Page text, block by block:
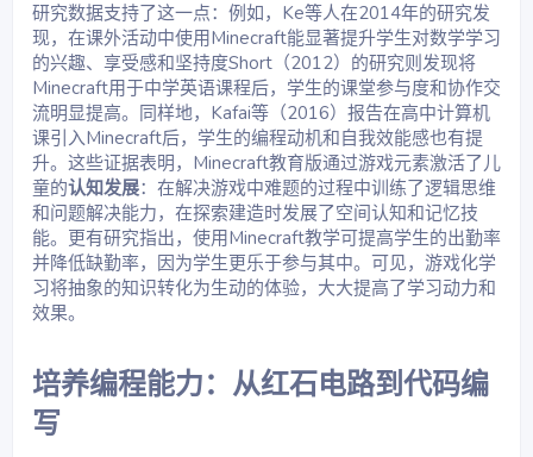
研究数据支持了这一点：例如，Ke等人在2014年的研究发
现，在课外活动中使用Minecraft能显著提升学生对数学学习
的兴趣、享受感和坚持度Short（2012）的研究则发现将
Minecraft用于中学英语课程后，学生的课堂参与度和协作交
流明显提高。同样地，Kafai等（2016）报告在高中计算机
课引入Minecraft后，学生的编程动机和自我效能感也有提
升。这些证据表明，Minecraft教育版通过游戏元素激活了儿
童的认知发展：在解决游戏中难题的过程中训练了逻辑思维
和问题解决能力，在探索建造时发展了空间认知和记忆技
能。更有研究指出，使用Minecraft教学可提高学生的出勤率
并降低缺勤率，因为学生更乐于参与其中。可见，游戏化学
习将抽象的知识转化为生动的体验，大大提高了学习动力和
效果。
培养编程能力：从红石电路到代码编
写​